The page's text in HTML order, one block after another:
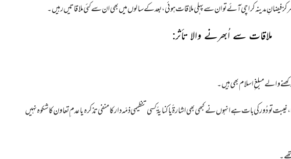
فیضانِ مدینہ کراچی آئے تو ان سے پہلی ملاقات ہوئی، بعد کے سالوں میں بھی ان سے کئی ملاقاتیں رہیں۔
ملاقات سے اُبھرنے والا تأثر:
تو دُور کی بات ہے انہوں نے کبھی بھی اشارۃ ًیا کنایۃً کسی تنظیمی ذمّہ دار کا منفی تذکرہ یا عدم ِتعاون کا شکوہ نہیں